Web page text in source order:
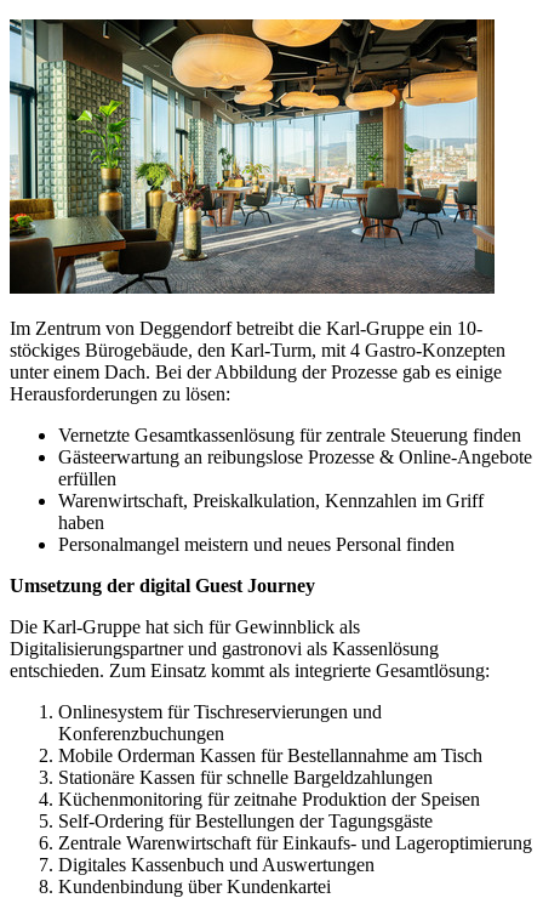
Im Zentrum von Deggendorf betreibt die Karl-Gruppe ein 10-
stöckiges Bürogebäude, den Karl-Turm, mit 4 Gastro-Konzepten
unter einem Dach. Bei der Abbildung der Prozesse gab es einige
Herausforderungen zu lösen:
Vernetzte Gesamtkassenlösung für zentrale Steuerung finden
Gästeerwartung an reibungslose Prozesse & Online-Angebote
erfüllen
Warenwirtschaft, Preiskalkulation, Kennzahlen im Griff
haben
Personalmangel meistern und neues Personal finden
Umsetzung der digital Guest Journey
Die Karl-Gruppe hat sich für Gewinnblick als
Digitalisierungspartner und gastronovi als Kassenlösung
entschieden. Zum Einsatz kommt als integrierte Gesamtlösung:
Onlinesystem für Tischreservierungen und
Konferenzbuchungen
Mobile Orderman Kassen für Bestellannahme am Tisch
Stationäre Kassen für schnelle Bargeldzahlungen
Küchenmonitoring für zeitnahe Produktion der Speisen
Self-Ordering für Bestellungen der Tagungsgäste
Zentrale Warenwirtschaft für Einkaufs- und Lageroptimierung
Digitales Kassenbuch und Auswertungen
Kundenbindung über Kundenkartei